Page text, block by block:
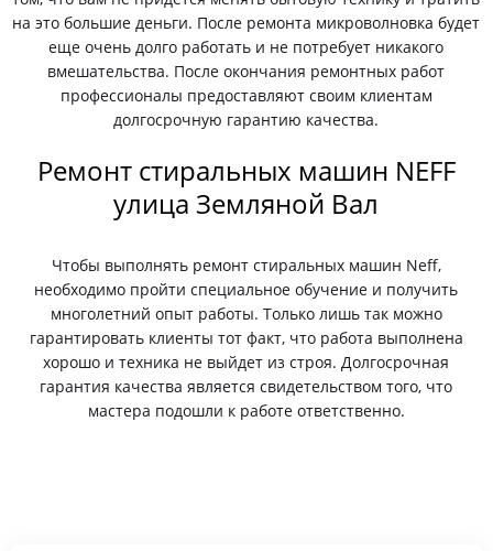
на это большие деньги. После ремонта микроволновка будет
еще очень долго работать и не потребует никакого
вмешательства. После окончания ремонтных работ
профессионалы предоставляют своим клиентам
долгосрочную гарантию качества.
Ремонт стиральных машин NEFF
улица Земляной Вал
Чтобы выполнять ремонт стиральных машин Neff,
необходимо пройти специальное обучение и получить
многолетний опыт работы. Только лишь так можно
гарантировать клиенты тот факт, что работа выполнена
хорошо и техника не выйдет из строя. Долгосрочная
гарантия качества является свидетельством того, что
мастера подошли к работе ответственно.